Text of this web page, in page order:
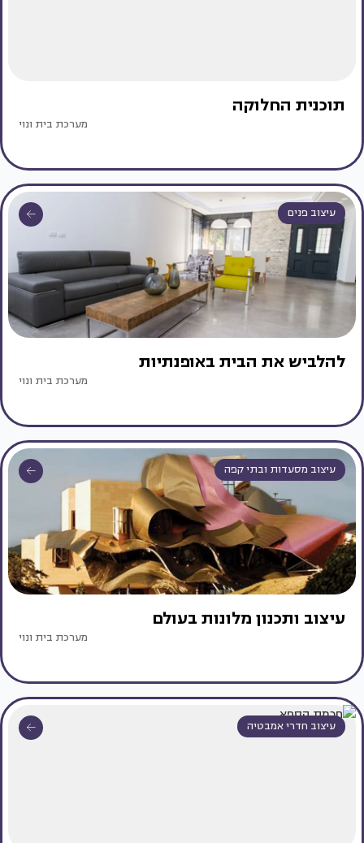
תוכנית החלוקה
מערכת בית ונוי
עיצוב פנים
להלביש את הבית באופנתיות
מערכת בית ונוי
עיצוב מסעדות ובתי קפה
עיצוב ותכנון מלונות בעולם
מערכת בית ונוי
עיצוב חדרי אמבטיה